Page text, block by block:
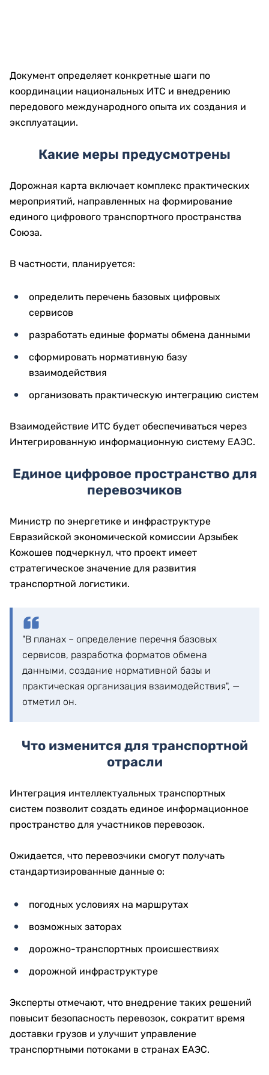
Документ определяет конкретные шаги по
координации национальных ИТС и внедрению
передового международного опыта их создания и
эксплуатации.
Какие меры предусмотрены
Дорожная карта включает комплекс практических
мероприятий, направленных на формирование
единого цифрового транспортного пространства
Союза.
В частности, планируется:
определить перечень базовых цифровых
сервисов
разработать единые форматы обмена данными
сформировать нормативную базу
взаимодействия
организовать практическую интеграцию систем
Взаимодействие ИТС будет обеспечиваться через
Интегрированную информационную систему ЕАЭС.
Единое цифровое пространство для
перевозчиков
Министр по энергетике и инфраструктуре
Евразийской экономической комиссии Арзыбек
Кожошев подчеркнул, что проект имеет
стратегическое значение для развития
транспортной логистики.
"В планах – определение перечня базовых
сервисов, разработка форматов обмена
данными, создание нормативной базы и
практическая организация взаимодействия", —
отметил он.
Что изменится для транспортной
отрасли
Интеграция интеллектуальных транспортных
систем позволит создать единое информационное
пространство для участников перевозок.
Ожидается, что перевозчики смогут получать
стандартизированные данные о:
погодных условиях на маршрутах
возможных заторах
дорожно-транспортных происшествиях
дорожной инфраструктуре
Эксперты отмечают, что внедрение таких решений
повысит безопасность перевозок, сократит время
доставки грузов и улучшит управление
транспортными потоками в странах ЕАЭС.